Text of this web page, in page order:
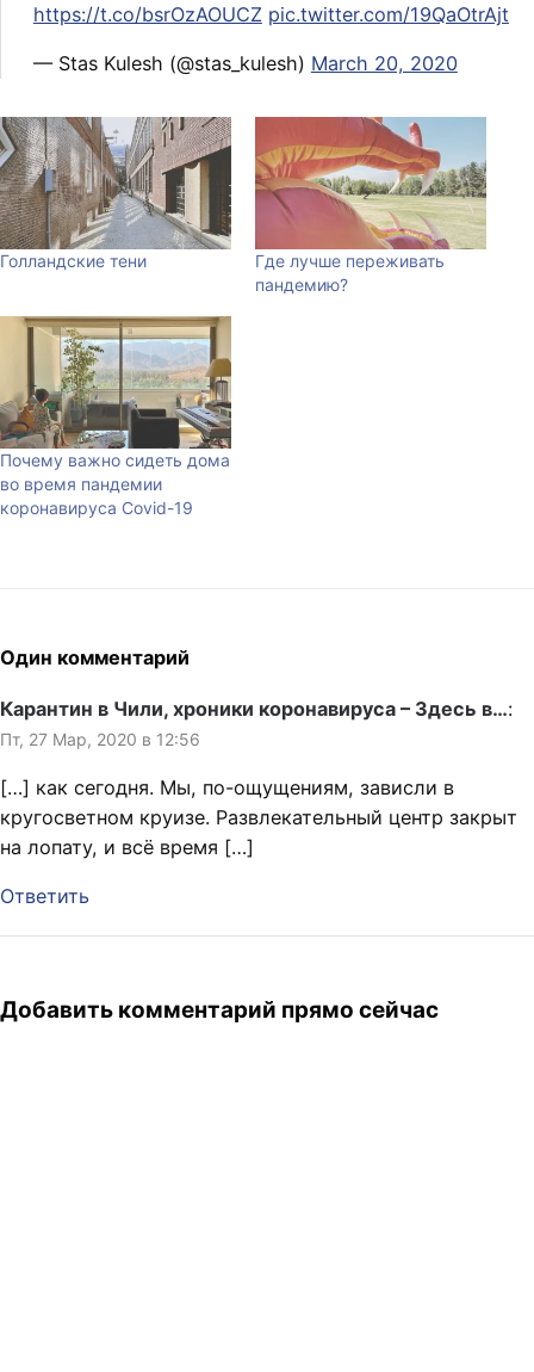
https://t.co/bsrOzAOUCZ pic.twitter.com/19QaOtrAjt
— Stas Kulesh (@stas_kulesh) March 20, 2020
Голландские тени
Где лучше переживать
пандемию?
Почему важно сидеть дома
во время пандемии
коронавируса Covid-19
Один комментарий
Карантин в Чили, хроники коронавируса – Здесь в…:
Пт, 27 Мар, 2020 в 12:56
[…] как сегодня. Мы, по-ощущениям, зависли в
кругосветном круизе. Развлекательный центр закрыт
на лопату, и всё время […]
Ответить
Добавить комментарий прямо сейчас